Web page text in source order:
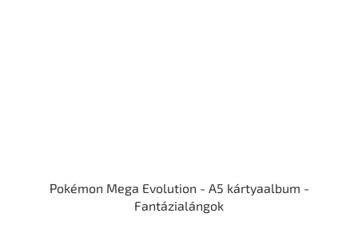
Pokémon Mega Evolution - A5 kártyaalbum -
Fantázialángok